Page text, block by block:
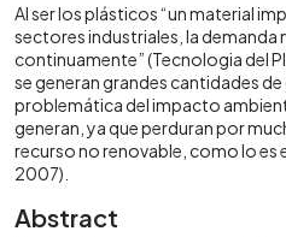
Al ser los plásticos “un material
sectores industriales, la demanda
continuamente” (Tecnologia del
se generan grandes cantidades
problemática del impacto
generan, ya que perduran por
recurso no renovable, como lo es
2007).
Abstract